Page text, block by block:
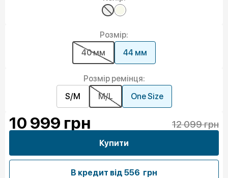
Розмір:
40 мм
44 мм
Розмір ремінця:
S/M
M/L One Size
10 999 грн 12 099 грн
Купити
В кредит від 556 грн